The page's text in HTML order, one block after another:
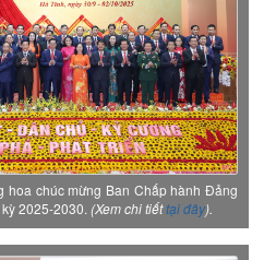
hoa chúc mừng Ban Chấp hành Đảng
2025-2030. (Xem chi tiếttại đây).